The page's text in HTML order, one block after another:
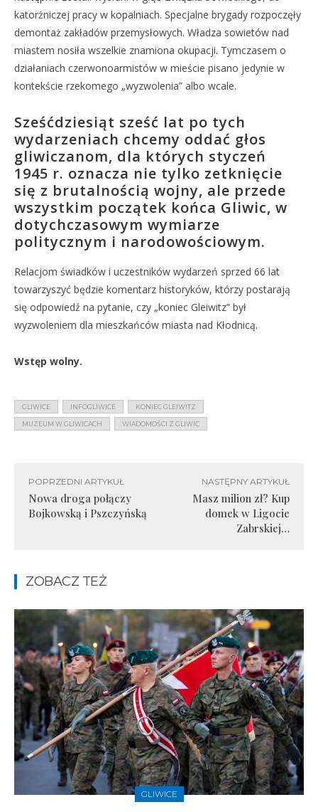
katorżniczej pracy w kopalniach. Specjalne brygady rozpoczęły
demontaż zakładów przemysłowych. Władza sowietów nad
miastem nosiła wszelkie znamiona okupacji. Tymczasem o
działaniach czerwonoarmistów w mieście pisano jedynie w
kontekście rzekomego „wyzwolenia” albo wcale.
Sześćdziesiąt sześć lat po tych
wydarzeniach chcemy oddać głos
gliwiczanom, dla których styczeń
1945 r. oznacza nie tylko zetknięcie
się z brutalnością wojny, ale przede
wszystkim początek końca Gliwic, w
dotychczasowym wymiarze
politycznym i narodowościowym.
Relacjom świadków i uczestników wydarzeń sprzed 66 lat
towarzyszyć będzie komentarz historyków, którzy postarają
się odpowiedź na pytanie, czy „koniec Gleiwitz” był
wyzwoleniem dla mieszkańców miasta nad Kłodnicą.
Wstęp wolny.
GLIWICE INFOGLIWICE KONIEC GLEIWITZ
MUZEUM W GLIWICACH WIADOMOŚCI Z GLIWIC
POPRZEDNI ARTYKUŁ
Nowa droga połączy
Bojkowską i Pszczyńską
NASTĘPNY ARTYKUŁ
Masz milion zł? Kup
domek w Ligocie
Zabrskiej…
ZOBACZ TEŻ
GLIWICE